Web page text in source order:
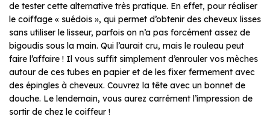
de tester cette alternative très pratique. En effet, pour réaliser
le coiffage « suédois », qui permet d’obtenir des cheveux lisses
sans utiliser le lisseur, parfois on n’a pas forcément assez de
bigoudis sous la main. Qui l’aurait cru, mais le rouleau peut
faire l’affaire ! Il vous suffit simplement d’enrouler vos mèches
autour de ces tubes en papier et de les fixer fermement avec
des épingles à cheveux. Couvrez la tête avec un bonnet de
douche. Le lendemain, vous aurez carrément l’impression de
sortir de chez le coiffeur !